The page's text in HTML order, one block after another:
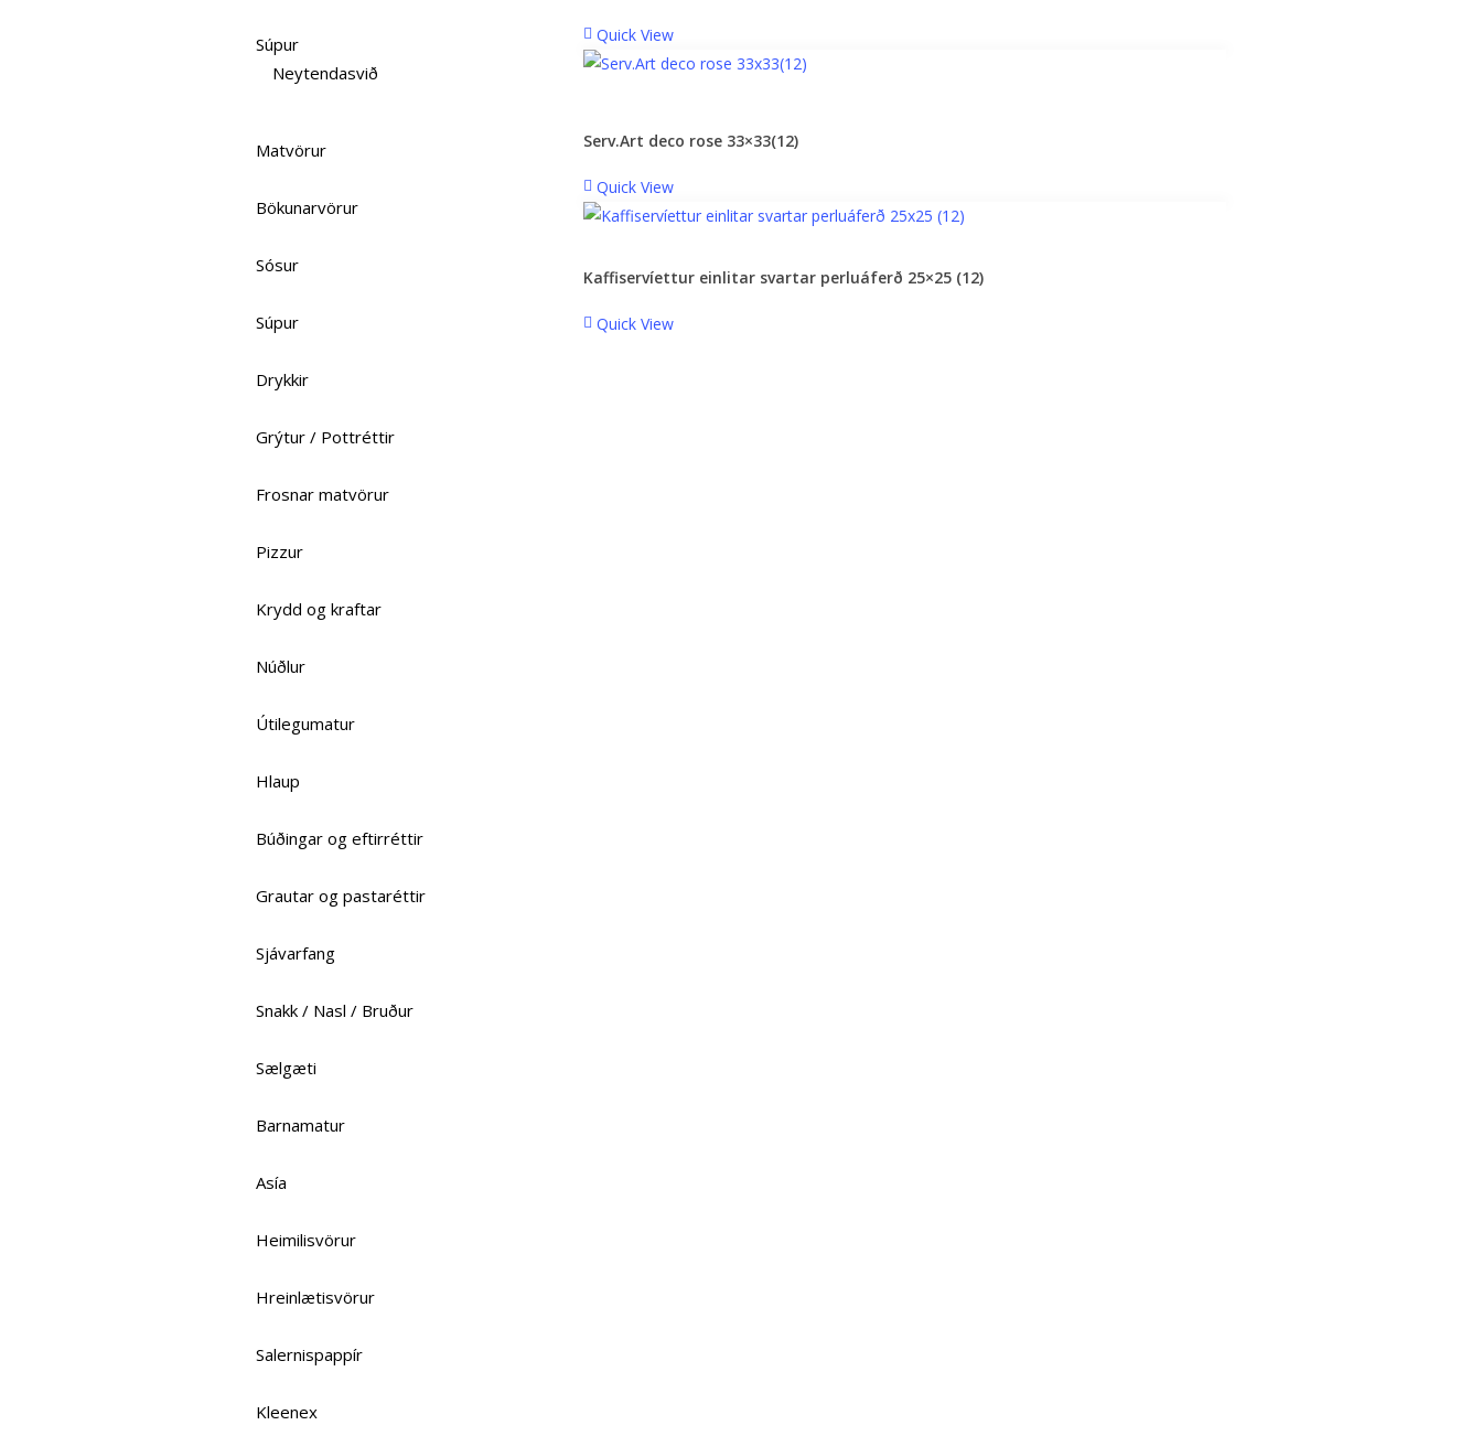
Súpur
Neytendasvið
Matvörur
Bökunarvörur
Sósur
Súpur
Drykkir
Grýtur / Pottréttir
Frosnar matvörur
Pizzur
Krydd og kraftar
Núðlur
Útilegumatur
Hlaup
Búðingar og eftirréttir
Grautar og pastaréttir
Sjávarfang
Snakk / Nasl / Bruður
Sælgæti
Barnamatur
Asía
Heimilisvörur
Hreinlætisvörur
Salernispappír
Kleenex
Quick View
Serv.Art deco rose 33×33(12)
Quick View
Kaffiservíettur einlitar svartar perluáferð 25×25 (12)
Quick View